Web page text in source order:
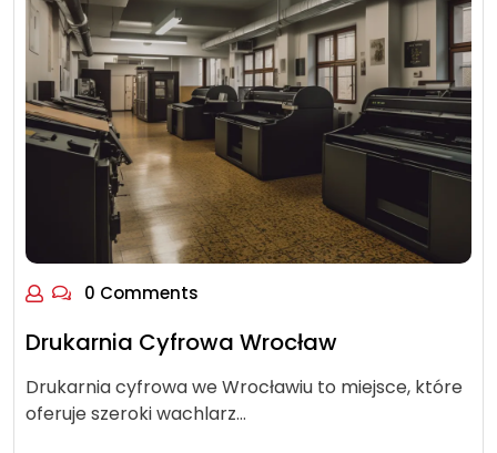
0 Comments
Drukarnia Cyfrowa Wrocław
Drukarnia cyfrowa we Wrocławiu to miejsce, które
oferuje szeroki wachlarz…